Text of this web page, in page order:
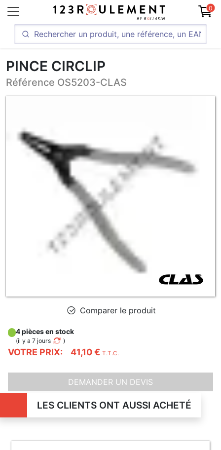
0
PINCE CIRCLIP
Référence OS5203-CLAS
Comparer le produit
VOTRE PRIX: 41,10 € T.T.C.
4 pièces en stock
(il y a 7 jours )
DEMANDER UN DEVIS
LES CLIENTS ONT AUSSI ACHETÉ